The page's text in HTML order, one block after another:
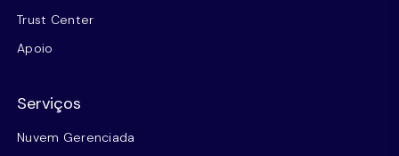
Trust Center
Apoio
Serviços
Nuvem Gerenciada